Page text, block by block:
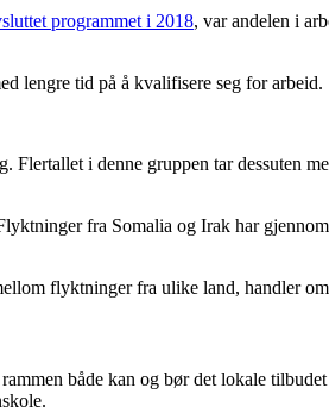
programmet i 2018, var andelen i
lengre tid på å kvalifisere seg for arbeid.
i denne gruppen tar dessuten
fra Somalia og Irak har
flyktninger fra ulike land, handler
både kan og bør det lokale